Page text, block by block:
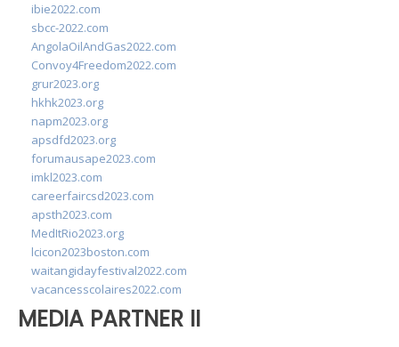
ibie2022.com
sbcc-2022.com
AngolaOilAndGas2022.com
Convoy4Freedom2022.com
grur2023.org
hkhk2023.org
napm2023.org
apsdfd2023.org
forumausape2023.com
imkl2023.com
careerfaircsd2023.com
apsth2023.com
MedItRio2023.org
lcicon2023boston.com
waitangidayfestival2022.com
vacancesscolaires2022.com
MEDIA PARTNER II